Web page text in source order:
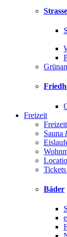
Freizeit
Sauna
Bäder